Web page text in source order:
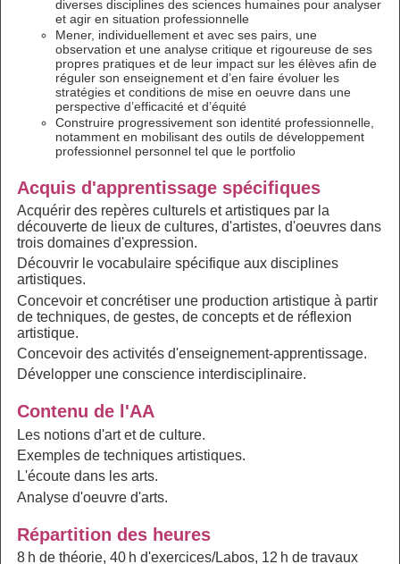
diverses disciplines des sciences humaines pour analyser
et agir en situation professionnelle
Mener, individuellement et avec ses pairs, une
observation et une analyse critique et rigoureuse de ses
propres pratiques et de leur impact sur les élèves afin de
réguler son enseignement et d’en faire évoluer les
stratégies et conditions de mise en oeuvre dans une
perspective d’efficacité et d’équité
Construire progressivement son identité professionnelle,
notamment en mobilisant des outils de développement
professionnel personnel tel que le portfolio
Acquis d'apprentissage spécifiques
Acquérir des repères culturels et artistiques par la
découverte de lieux de cultures, d'artistes, d'oeuvres dans
trois domaines d'expression.
Découvrir le vocabulaire spécifique aux disciplines
artistiques.
Concevoir et concrétiser une production artistique à partir
de techniques, de gestes, de concepts et de réflexion
artistique.
Concevoir des activités d'enseignement-apprentissage.
Développer une conscience interdisciplinaire.
Contenu de l'AA
Les notions d'art et de culture.
Exemples de techniques artistiques.
L'écoute dans les arts.
Analyse d'oeuvre d'arts.
Répartition des heures
8 h de théorie, 40 h d'exercices/Labos, 12 h de travaux